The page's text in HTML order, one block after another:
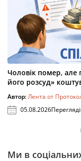
Чоловік помер, але
його розсуд»
Автор:Лента от
05.08.2026
Ми в